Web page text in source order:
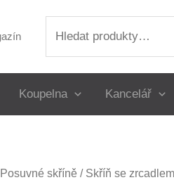
Koupelna Kancelář
Posuvné skříně / Skříň se